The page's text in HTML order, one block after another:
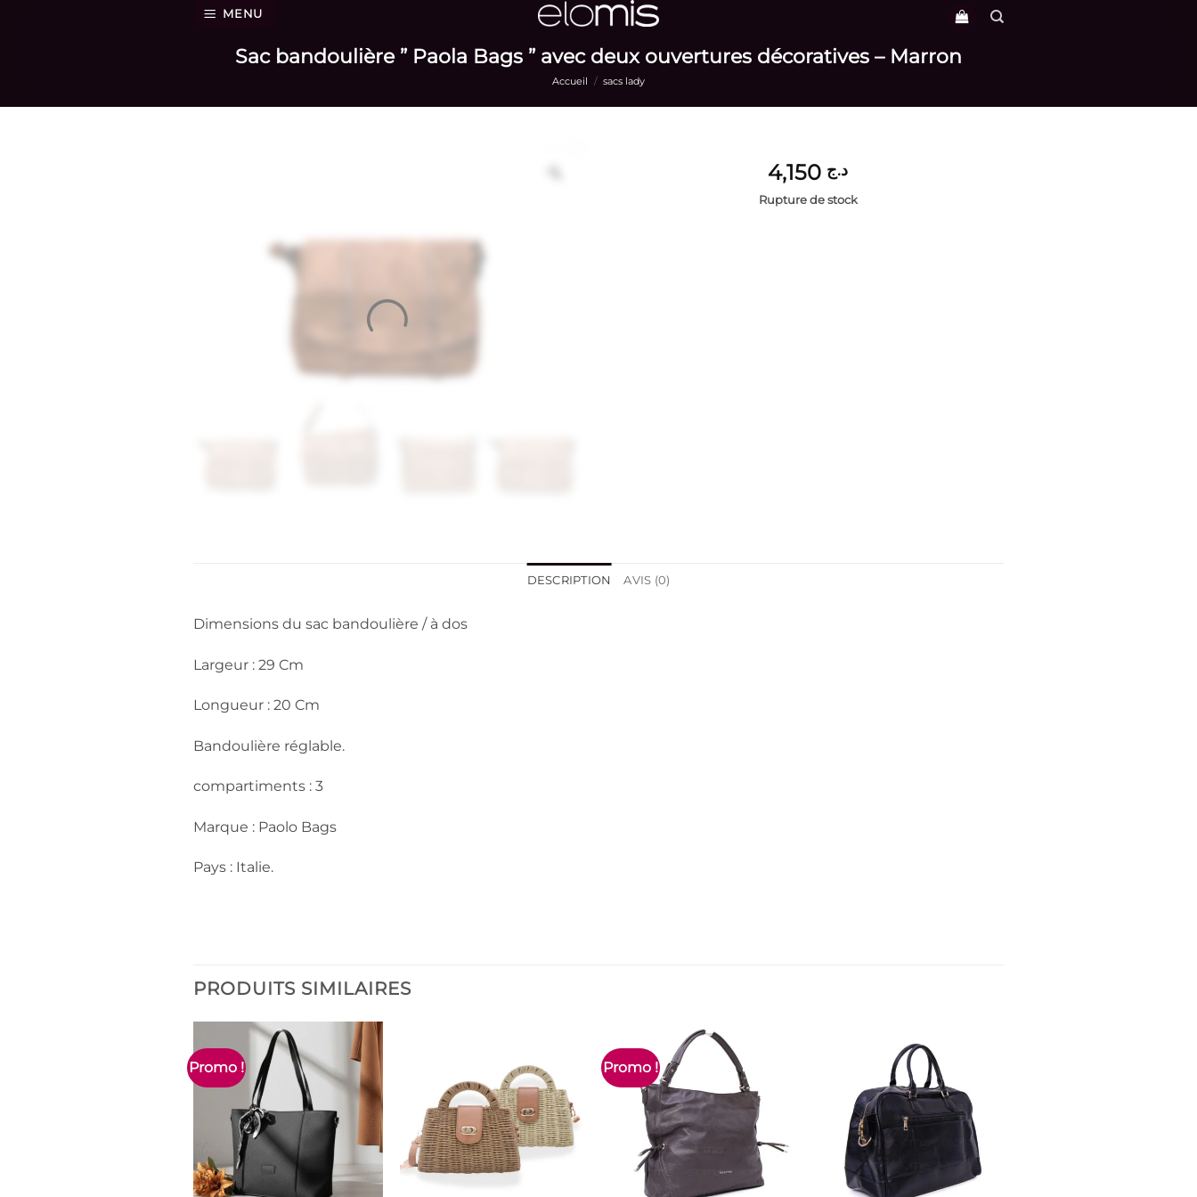
MENU
Sac bandoulière ” Paola Bags ” avec deux ouvertures décoratives – Marron
Accueil / sacs lady
د.ج
Rupture de stock
DESCRIPTION AVIS (0)
Dimensions du sac bandoulière / à dos
Largeur : 29 Cm
Longueur : 20 Cm
Bandoulière réglable.
compartiments : 3
Marque : Paolo Bags
Pays : Italie.
PRODUITS SIMILAIRES
Promo ! Promo !